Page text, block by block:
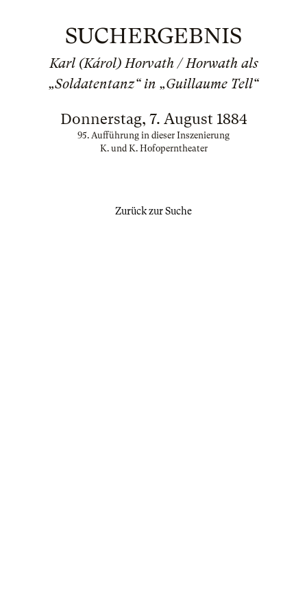
SUCHERGEBNIS
Karl (Károl) Horvath / Horwath als
„Soldatentanz“ in „Guillaume Tell“
Donnerstag, 7. August 1884
95. Aufführung in dieser Inszenierung
K. und K. Hofoperntheater
Zurück zur Suche